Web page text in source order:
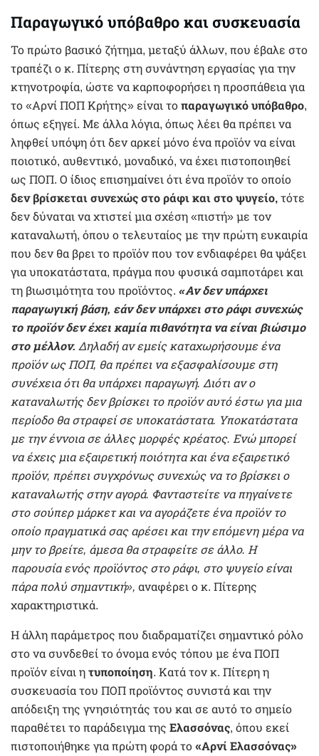
Παραγωγικό υπόβαθρο και συσκευασία
Το πρώτο βασικό ζήτημα, μεταξύ άλλων, που έβαλε στο
τραπέζι ο κ. Πίτερης στη συνάντηση εργασίας για την
κτηνοτροφία, ώστε να καρποφορήσει η προσπάθεια για
το «Αρνί ΠΟΠ Κρήτης» είναι το παραγωγικό υπόβαθρο,
όπως εξηγεί. Με άλλα λόγια, όπως λέει θα πρέπει να
ληφθεί υπόψη ότι δεν αρκεί μόνο ένα προϊόν να είναι
ποιοτικό, αυθεντικό, μοναδικό, να έχει πιστοποιηθεί
ως ΠΟΠ. Ο ίδιος επισημαίνει ότι ένα προϊόν το οποίο
δεν βρίσκεται συνεχώς στο ράφι και στο ψυγείο, τότε
δεν δύναται να χτιστεί μια σχέση «πιστή» με τον
καταναλωτή, όπου ο τελευταίος με την πρώτη ευκαιρία
που δεν θα βρει το προϊόν που τον ενδιαφέρει θα ψάξει
για υποκατάστατα, πράγμα που φυσικά σαμποτάρει και
τη βιωσιμότητα του προϊόντος. «Αν δεν υπάρχει
παραγωγική βάση, εάν δεν υπάρχει στο ράφι συνεχώς
το προϊόν δεν έχει καμία πιθανότητα να είναι βιώσιμο
στο μέλλον. Δηλαδή αν εμείς καταχωρήσουμε ένα
προϊόν ως ΠΟΠ, θα πρέπει να εξασφαλίσουμε στη
συνέχεια ότι θα υπάρχει παραγωγή. Διότι αν ο
καταναλωτής δεν βρίσκει το προϊόν αυτό έστω για μια
περίοδο θα στραφεί σε υποκατάστατα. Υποκατάστατα
με την έννοια σε άλλες μορφές κρέατος. Ενώ μπορεί
να έχεις μια εξαιρετική ποιότητα και ένα εξαιρετικό
προϊόν, πρέπει συγχρόνως συνεχώς να το βρίσκει ο
καταναλωτής στην αγορά. Φανταστείτε να πηγαίνετε
στο σούπερ μάρκετ και να αγοράζετε ένα προϊόν το
οποίο πραγματικά σας αρέσει και την επόμενη μέρα να
μην το βρείτε, άμεσα θα στραφείτε σε άλλο. Η
παρουσία ενός προϊόντος στο ράφι, στο ψυγείο είναι
πάρα πολύ σημαντική», αναφέρει ο κ. Πίτερης
χαρακτηριστικά.
Η άλλη παράμετρος που διαδραματίζει σημαντικό ρόλο
στο να συνδεθεί το όνομα ενός τόπου με ένα ΠΟΠ
προϊόν είναι η τυποποίηση. Κατά τον κ. Πίτερη η
συσκευασία του ΠΟΠ προϊόντος συνιστά και την
απόδειξη της γνησιότητάς του και σε αυτό το σημείο
παραθέτει το παράδειγμα της Ελασσόνας, όπου εκεί
πιστοποιήθηκε για πρώτη φορά το «Αρνί Ελασσόνας»